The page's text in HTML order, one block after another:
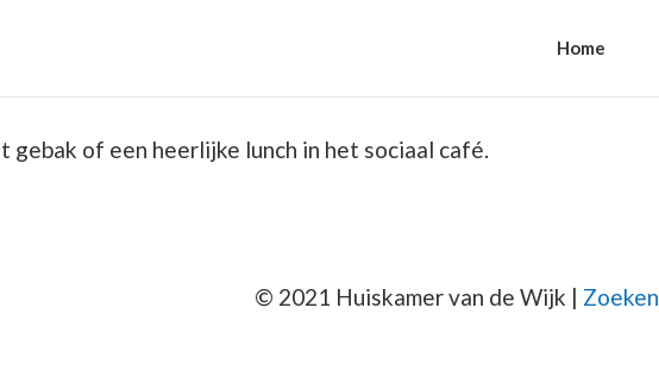
Home
gebak of een heerlijke lunch in het sociaal café.
© 2021 Huiskamer van de Wijk | Zoeken